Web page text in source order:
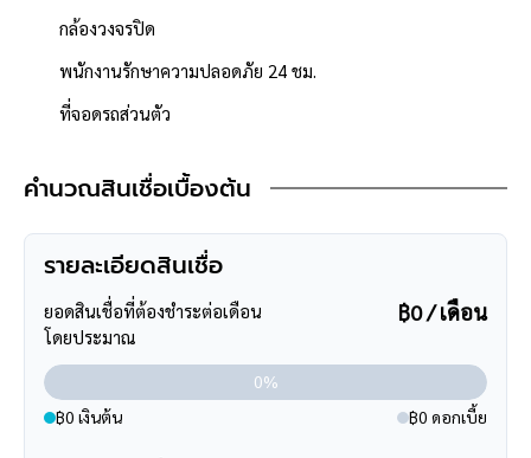
- สภาพแวดล้อมดี สะอาด
- อยู่ในแหล่งชุมชนสามารถค้าขายได้
- ใกล้ห้างสรรพสินค้าเดอะคริสตัล เอส.บี. ราชพฤกษ์ ,เดอะวอล์ค
ราชพฤกษ์ ,แม็คโคร พระราม5 ,
โลตัส นครอินทร์ ,โฮมโปร ราชพฤกษ์
เสริมสุขภาพมหาสวัสดิ์
โรงเรียน มหรรณพาราม
- ใกล้ธนาคารทุกธนาคาร
กล้องวงจรปิด
พนักงานรักษาความปลอดภัย 24 ชม.
ที่จอดรถส่วนตัว
คำนวณสินเชื่อเบื้องต้น
รายละเอียดสินเชื่อ
ยอดสินเชื่อที่ต้องชำระต่อเดือน
โดยประมาณ
฿0 / เดือน
0%
฿0 เงินต้น
฿0 ดอกเบี้ย